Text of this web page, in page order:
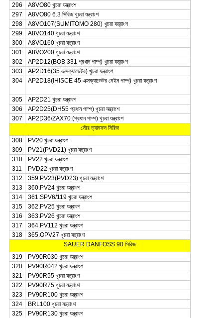
296
A8VO80 খুচরা যন্ত্রাংশ
297
A8VO80 6.3 সিরিজ খুচরা যন্ত্রাংশ
298
A8VO107(SUMITOMO 280) খুচরা যন্ত্রাংশ
299
A8VO140 খুচরা যন্ত্রাংশ
300
A8VO160 খুচরা যন্ত্রাংশ
301
A8VO200 খুচরা যন্ত্রাংশ
302
AP2D12(BOB 331 প্রধান পাম্প) খুচরা যন্ত্রাংশ
303
AP2D16(35 এক্সক্যাভেটর) খুচরা যন্ত্রাংশ
304
AP2D18(IHISCE 45 এক্সক্যাভেটর মেইন পাম্প) খুচরা যন্ত্রাংশ
305
AP2D21 খুচরা যন্ত্রাংশ
306
AP2D25(DH55 প্রধান পাম্প) খুচরা যন্ত্রাংশ
307
AP2D36/ZAX70 (প্রধান পাম্প) খুচরা যন্ত্রাংশ
সৌর ড্যানফস সিরিজ
308
PV20 খুচরা যন্ত্রাংশ
309
PV21(PVD21) খুচরা যন্ত্রাংশ
310
PV22 খুচরা যন্ত্রাংশ
311
PVD22 খুচরা যন্ত্রাংশ
312
359.PV23(PVD23) খুচরা যন্ত্রাংশ
313
360.PV24 খুচরা যন্ত্রাংশ
314
361.SPV6/119 খুচরা যন্ত্রাংশ
315
362.PV25 খুচরা যন্ত্রাংশ
316
363.PV26 খুচরা যন্ত্রাংশ
317
364.PV112 খুচরা যন্ত্রাংশ
318
365.OPV27 খুচরা যন্ত্রাংশ
SAUER DANFOSS 90 সিরিজ
319
PV90R030 খুচরা যন্ত্রাংশ
320
PV90R042 খুচরা যন্ত্রাংশ
321
PV90R55 খুচরা যন্ত্রাংশ
322
PV90R75 খুচরা যন্ত্রাংশ
323
PV90R100 খুচরা যন্ত্রাংশ
324
BRL100 খুচরা যন্ত্রাংশ
325
PV90R130 খুচরা যন্ত্রাংশ